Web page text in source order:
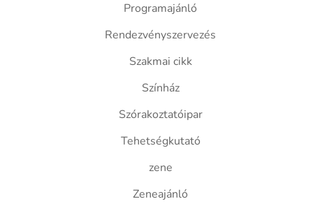
Programajánló
Rendezvényszervezés
Szakmai cikk
Színház
Szórakoztatóipar
Tehetségkutató
zene
Zeneajánló